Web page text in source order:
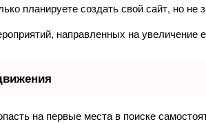
планируете создать свой сайт, но не
направленных на увеличение
на первые места в поиске